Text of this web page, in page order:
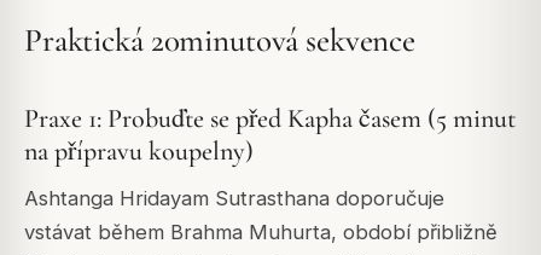
Praktická 20minutová sekvence
Praxe 1: Probuďte se před Kapha časem (5 minut
na přípravu koupelny)
Ashtanga Hridayam Sutrasthana doporučuje
vstávat během Brahma Muhurta, období přibližně